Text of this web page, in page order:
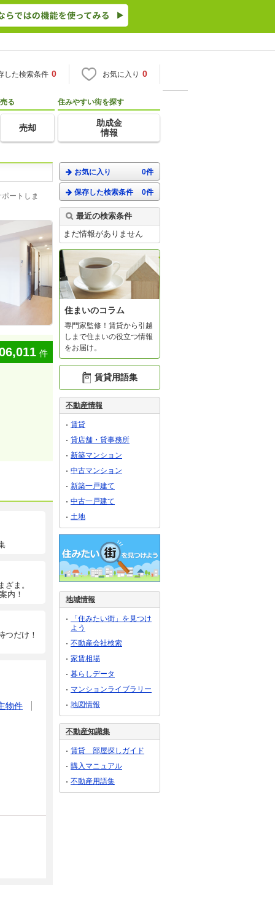
した検索条件 0 お気に入り 0
売る
売却
住みやすい街を探す
助成金
情報
ートしま
件
ま。
内！
つだけ！
物件
お気に入り 0件
保存した検索条件 0件
最近の検索条件
まだ情報がありません
住まいのコラム
専門家監修！賃貸から引越
しまで住まいの役立つ情報
をお届け。
賃貸用語集
不動産情報
賃貸
貸店舗・貸事務所
新築マンション
中古マンション
新築一戸建て
中古一戸建て
土地
地域情報
「住みたい街」を見つけ
よう
不動産会社検索
家賃相場
暮らしデータ
マンションライブラリー
地図情報
不動産知識集
賃貸 部屋探しガイド
購入マニュアル
不動産用語集